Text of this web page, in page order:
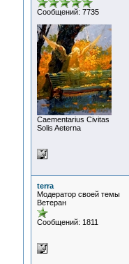
Сообщений: 7735
Сaementarius Civitas
Solis Aeterna
terra
Модератор своей темы
Ветеран
Сообщений: 1811